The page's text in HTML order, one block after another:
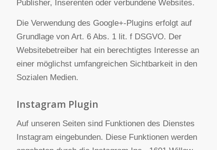
den oben erläuterten Verwendungszwecken
werden die von Ihnen bereitgestellten
Informationen gemäß den geltenden Google-
Datenschutzbestimmungen genutzt. Google
veröffentlicht möglicherweise zusammengefasste
Statistiken über die +1-Aktivitäten der Nutzer bzw.
Publisher, Inserenten oder verbundene Websites.
Die Verwendung des Google+-Plugins erfolgt auf
Grundlage von Art. 6 Abs. 1 lit. f DSGVO. Der